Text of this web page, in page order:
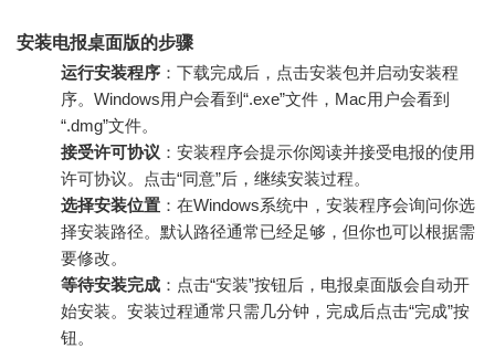
安装电报桌面版的步骤
运行安装程序 ：下载完成后，点击安装包并启动安装程
序。Windows用户会看到“.exe”文件，Mac用户会看到
“.dmg”文件。
接受许可协议 ：安装程序会提示你阅读并接受电报的使用
许可协议。点击“同意”后，继续安装过程。
选择安装位置 ：在Windows系统中，安装程序会询问你选
择安装路径。默认路径通常已经足够，但你也可以根据需
要修改。
等待安装完成 ：点击“安装”按钮后，电报桌面版会自动开
始安装。安装过程通常只需几分钟，完成后点击“完成”按
钮。